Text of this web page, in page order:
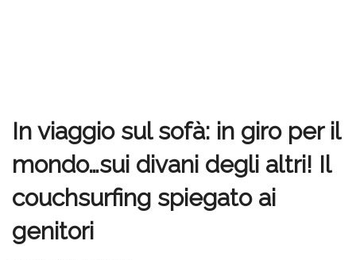
In viaggio sul sofà: in giro per il
mondo…sui divani degli altri! Il
couchsurfing spiegato ai
genitori